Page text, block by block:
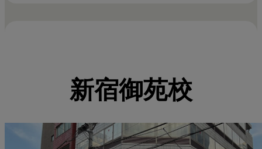
新宿御苑校